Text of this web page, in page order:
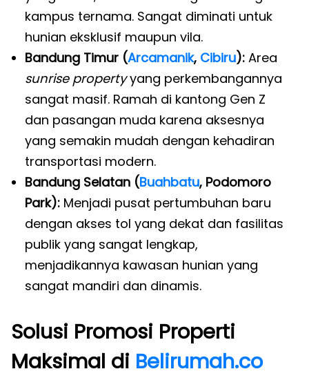
kampus ternama. Sangat diminati untuk
hunian eksklusif maupun vila.
Bandung Timur (Arcamanik, Cibiru): Area
sunrise propertyyang perkembangannya
sangat masif. Ramah di kantong Gen Z
dan pasangan muda karena aksesnya
yang semakin mudah dengan kehadiran
transportasi modern.
Bandung Selatan (Buahbatu, Podomoro
Park): Menjadi pusat pertumbuhan baru
dengan akses tol yang dekat dan fasilitas
publik yang sangat lengkap,
menjadikannya kawasan hunian yang
sangat mandiri dan dinamis.
Solusi Promosi Properti
Maksimal di Belirumah.co